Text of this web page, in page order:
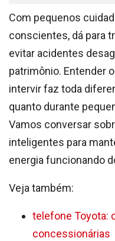
Com pequenos
conscientes, dá para
evitar acidentes
patrimônio. Entender
intervir faz toda
quanto durante
Vamos conversar
inteligentes para
energia funcionando
Veja também:
telefone Toyota:
concessionárias